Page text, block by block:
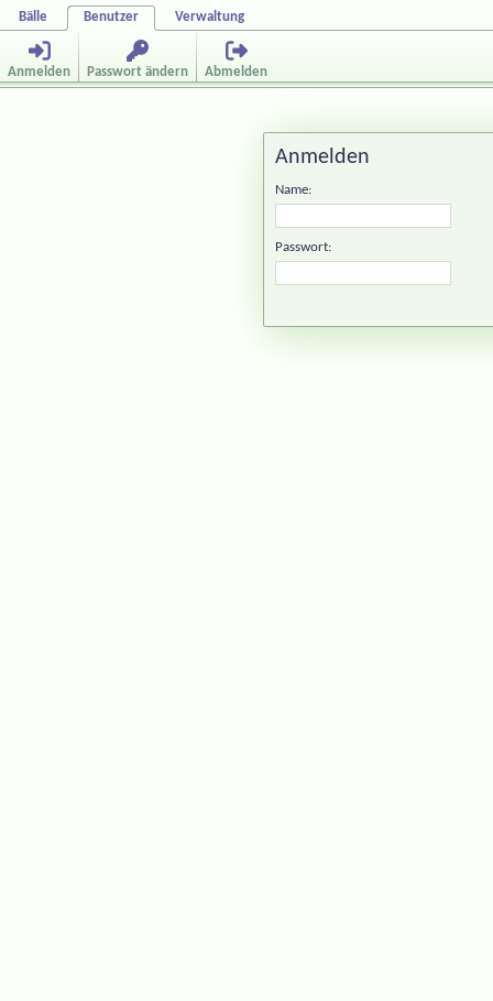
Bälle Benutzer Verwaltung
Anmelden Passwort ändern Abmelden
Anmelden
Name:
Passwort: